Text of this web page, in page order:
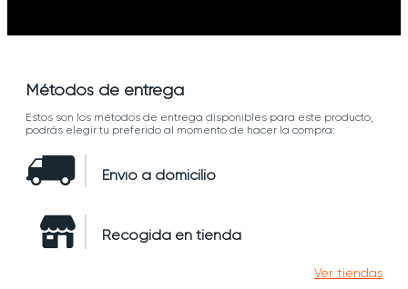
Métodos de entrega
Estos son los métodos de entrega disponibles para este producto,
podrás elegir tu preferido al momento de hacer la compra:
Envío a domicilio
Recogida en tienda
Ver tiendas